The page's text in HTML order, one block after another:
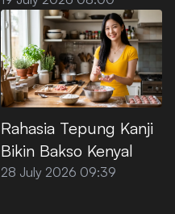
Premium
Rahasia Tepung Kanji
Bikin Bakso Kenyal
28 July 2026 09:39